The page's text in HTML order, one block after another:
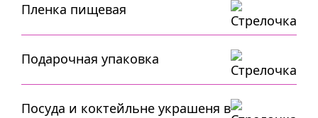
Пленка пищевая
Подарочная упаковка
Посуда и коктейльне украшеня в